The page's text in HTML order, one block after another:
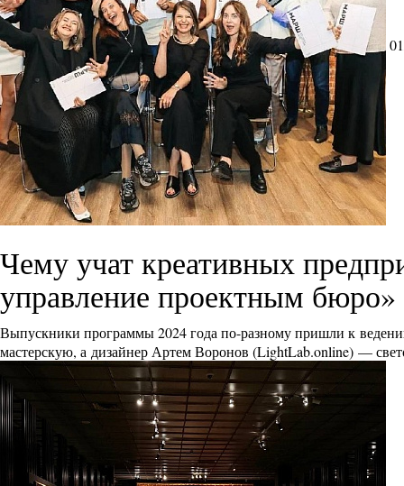
Чему учат креативных
управление проектным бюро»
Выпускники программы 2024 года по-разному пришли к
мастерскую, а дизайнер Артем Воронов (LightLab.online) —